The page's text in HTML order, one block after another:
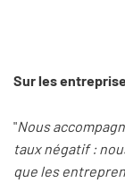
Sur les
"Nous
taux négatif :
que les